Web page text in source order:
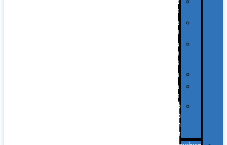
השולחן…
פינוק
וספא
מזוודות
ותיקי
נסיעות
מטריות
מוצרי
חוף
סביבת
מחשב
וציוד
היקפי